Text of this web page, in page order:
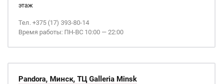
этаж
Тел. +375 (17) 393-80-14
Время работы: ПН-ВС 10:00 — 22:00
Pandora, Минск, ТЦ Galleria Minsk